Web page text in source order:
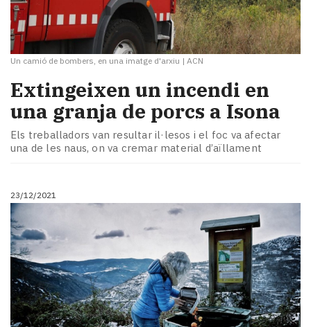
Un camió de bombers, en una imatge d'arxiu | ACN
Extingeixen un incendi en
una granja de porcs a Isona
Els treballadors van resultar il·lesos i el foc va afectar
una de les naus, on va cremar material d’aïllament
23/12/2021